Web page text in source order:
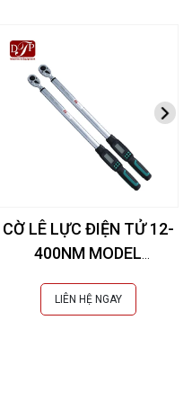
CỜ LÊ LỰC ĐIỆN TỬ 12-
400NM MODEL
LIÊN HỆ NGAY